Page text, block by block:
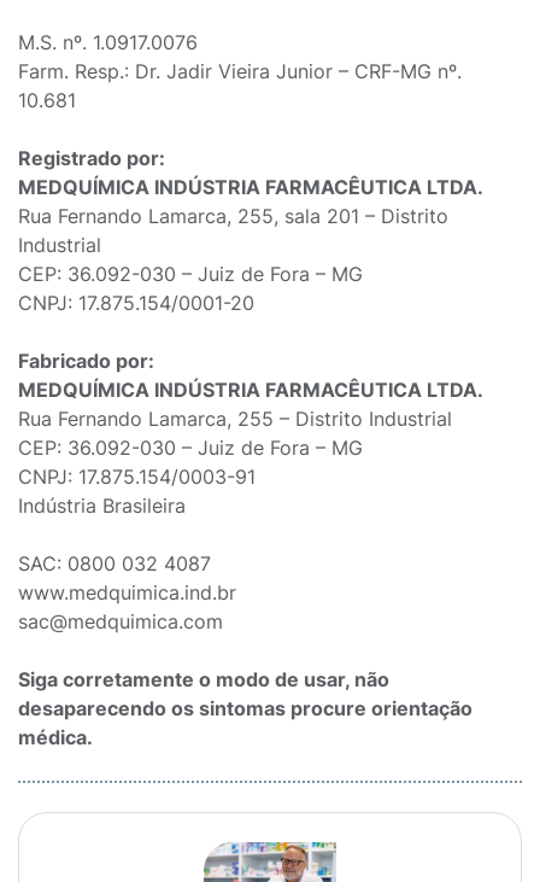
M.S. nº. 1.0917.0076
Farm. Resp.: Dr. Jadir Vieira Junior – CRF-MG nº.
10.681
Registrado por:
MEDQUÍMICA INDÚSTRIA FARMACÊUTICA LTDA.
Rua Fernando Lamarca, 255, sala 201 – Distrito
Industrial
CEP: 36.092-030 – Juiz de Fora – MG
CNPJ: 17.875.154/0001-20
Fabricado por:
MEDQUÍMICA INDÚSTRIA FARMACÊUTICA LTDA.
Rua Fernando Lamarca, 255 – Distrito Industrial
CEP: 36.092-030 – Juiz de Fora – MG
CNPJ: 17.875.154/0003-91
Indústria Brasileira
SAC: 0800 032 4087
www.medquimica.ind.br
sac@medquimica.com
Siga corretamente o modo de usar, não
desaparecendo os sintomas procure orientação
médica.